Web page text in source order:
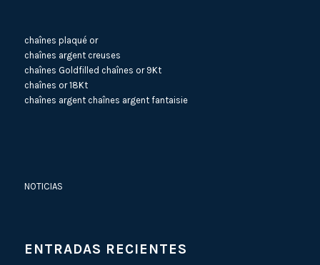
chaînes plaqué or
chaînes argent creuses
chaînes Goldfilled chaînes or 9Kt
chaînes or 18Kt
chaînes argent chaînes argent fantaisie
NOTICIAS
ENTRADAS RECIENTES